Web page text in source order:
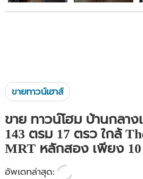
ขายทาวน์เฮาส์
ขาย ทาวน์โฮม บ้านกลา
143 ตรม 17 ตรว ใกล้
MRT หลักสอง เพียง 10
อัพเดทล่าสุด: